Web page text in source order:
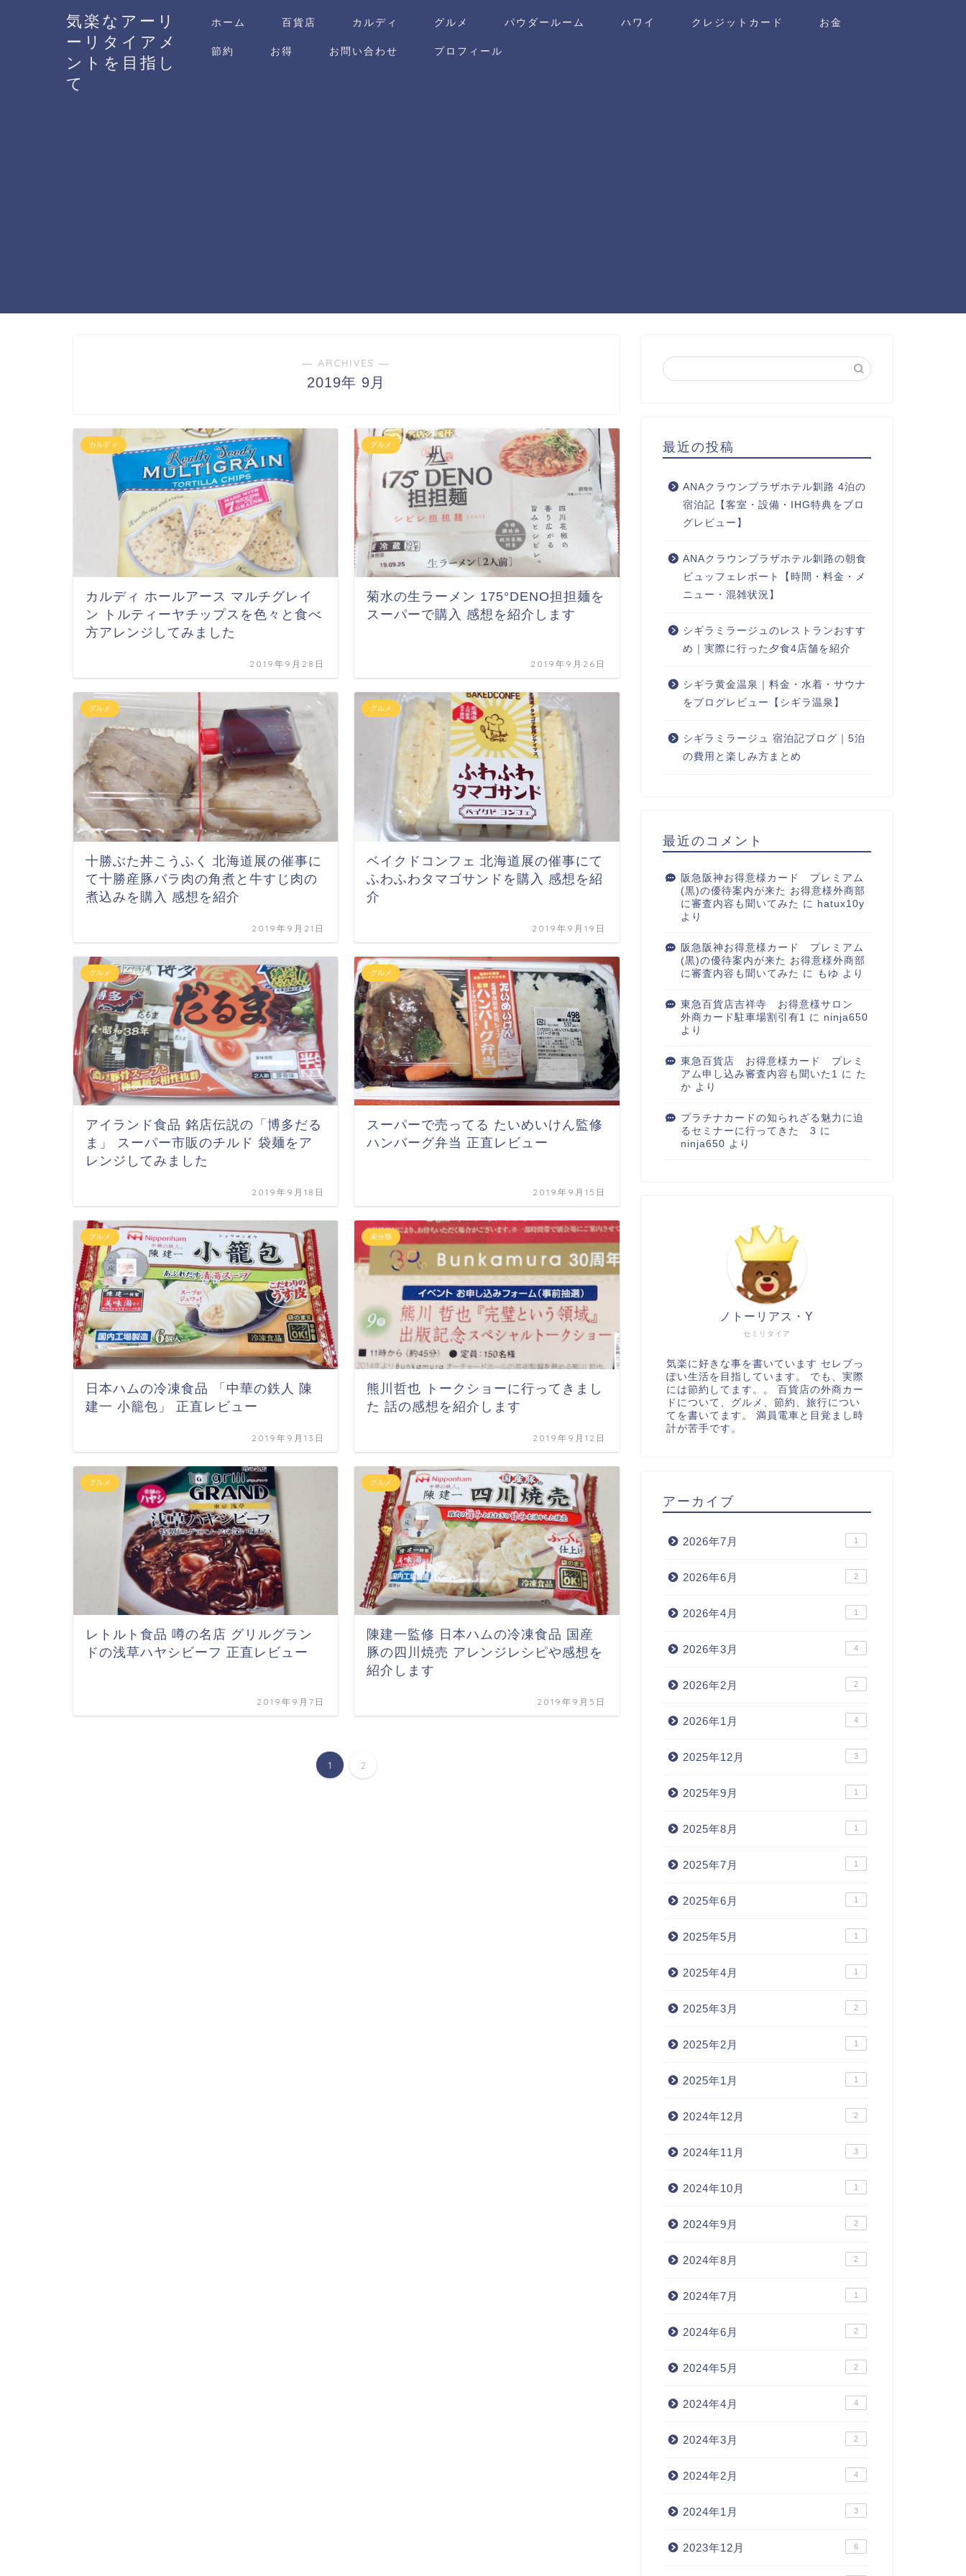
気楽なアーリ
ーリタイアメ
ントを目指し
て
ホーム 百貨店 カルディ グルメ パウダールーム ハワイ クレジットカード お金
節約 お得 お問い合わせ プロフィール
― ARCHIVES ―
2019年 9月
カルディ
カルディ ホールアース マルチグレイ
ン トルティーヤチップスを色々と食べ
方アレンジしてみました
2019年9月28日
グルメ
菊水の生ラーメン 175°DENO担担麺を
スーパーで購入 感想を紹介します
2019年9月26日
グルメ
十勝ぶた丼こうふく 北海道展の催事に
て十勝産豚バラ肉の角煮と牛すじ肉の
煮込みを購入 感想を紹介
2019年9月21日
グルメ
ベイクドコンフェ 北海道展の催事にて
ふわふわタマゴサンドを購入 感想を紹
介
2019年9月19日
グルメ
アイランド食品 銘店伝説の「博多だる
ま」 スーパー市販のチルド 袋麺をア
レンジしてみました
2019年9月18日
グルメ
スーパーで売ってる たいめいけん監修
ハンバーグ弁当 正直レビュー
2019年9月15日
グルメ
日本ハムの冷凍食品 「中華の鉄人 陳
建一 小籠包」 正直レビュー
2019年9月13日
未分類
熊川哲也 トークショーに行ってきまし
た 話の感想を紹介します
2019年9月12日
グルメ
レトルト食品 噂の名店 グリルグラン
ドの浅草ハヤシビーフ 正直レビュー
2019年9月7日
グルメ
陳建一監修 日本ハムの冷凍食品 国産
豚の四川焼売 アレンジレシピや感想を
紹介します
2019年9月5日
1 2
最近の投稿
ANAクラウンプラザホテル釧路 4泊の
宿泊記【客室・設備・IHG特典をブロ
グレビュー】
ANAクラウンプラザホテル釧路の朝食
ビュッフェレポート【時間・料金・メ
ニュー・混雑状況】
シギラミラージュのレストランおすす
め｜実際に行った夕食4店舗を紹介
シギラ黄金温泉｜料金・水着・サウナ
をブログレビュー【シギラ温泉】
シギラミラージュ 宿泊記ブログ｜5泊
の費用と楽しみ方まとめ
最近のコメント
阪急阪神お得意様カード プレミアム
(黒)の優待案内が来た お得意様外商部
に審査内容も聞いてみた に hatux10y
より
阪急阪神お得意様カード プレミアム
(黒)の優待案内が来た お得意様外商部
に審査内容も聞いてみた に もゆ より
東急百貨店吉祥寺 お得意様サロン
外商カード駐車場割引有1 に ninja650
より
東急百貨店 お得意様カード プレミ
アム申し込み審査内容も聞いた1 に た
か より
プラチナカードの知られざる魅力に迫
るセミナーに行ってきた 3 に
ninja650 より
セミリタイア
ノトーリアス・Y
気楽に好きな事を書いています セレブっ
ぽい生活を目指しています。 でも、実際
には節約してます。。 百貨店の外商カー
ドについて、グルメ、節約、旅行につい
てを書いてます。 満員電車と目覚まし時
計が苦手です。
アーカイブ
2026年7月 1
2026年6月 2
2026年4月 1
2026年3月 4
2026年2月 2
2026年1月 4
2025年12月 3
2025年9月 1
2025年8月 1
2025年7月 1
2025年6月 1
2025年5月 1
2025年4月 1
2025年3月 2
2025年2月 1
2025年1月 1
2024年12月 2
2024年11月 3
2024年10月 1
2024年9月 2
2024年8月 2
2024年7月 1
2024年6月 2
2024年5月 2
2024年4月 4
2024年3月 2
2024年2月 4
2024年1月 3
2023年12月 6